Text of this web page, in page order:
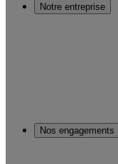
Notre entreprise
Nos engagements